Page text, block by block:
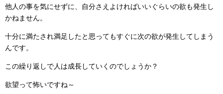
他人の事を気にせずに、自分さえよければいいぐらいの欲も発生し
かねません。
十分に満たされ満足したと思ってもすぐに次の欲が発生してしまう
んです。
この繰り返しで人は成長していくのでしょうか？
欲望って怖いですね～